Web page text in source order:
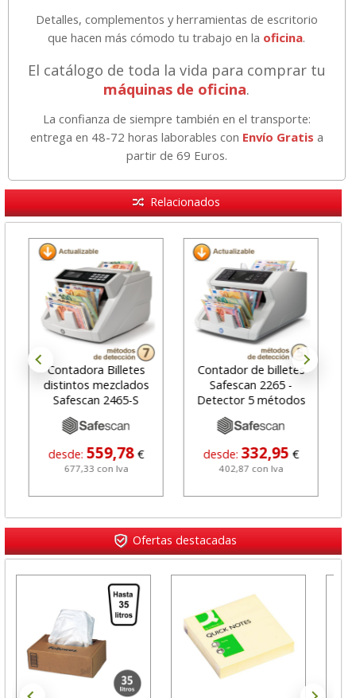
Detalles, complementos y herramientas de escritorio
que hacen más cómodo tu trabajo en la oficina.
El catálogo de toda la vida para comprar tu
máquinas de oficina.
La confianza de siempre también en el transporte:
entrega en 48-72 horas laborables con Envío Gratis a
partir de 69 Euros.
Relacionados
Contadora Billetes
distintos mezclados
Safescan 2465-S
desde:559,78 €
677,33 con Iva
Contador de billetes
Safescan 2265 -
Detector 5 métodos
desde:332,95 €
402,87 con Iva
Ofertas destacadas